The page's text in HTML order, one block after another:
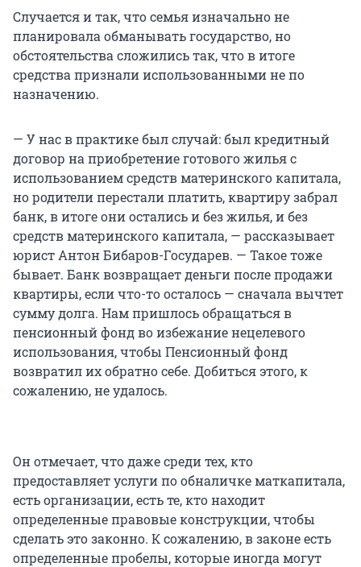
Случается и так, что семья изначально не
планировала обманывать государство, но
обстоятельства сложились так, что в итоге
средства признали использованными не по
назначению.
— У нас в практике был случай: был кредитный
договор на приобретение готового жилья с
использованием средств материнского капитала,
но родители перестали платить, квартиру забрал
банк, в итоге они остались и без жилья, и без
средств материнского капитала, — рассказывает
юрист Антон Бибаров-Государев. — Такое тоже
бывает. Банк возвращает деньги после продажи
квартиры, если что-то осталось — сначала вычтет
сумму долга. Нам пришлось обращаться в
пенсионный фонд во избежание нецелевого
использования, чтобы Пенсионный фонд
возвратил их обратно себе. Добиться этого, к
сожалению, не удалось.
Он отмечает, что даже среди тех, кто
предоставляет услуги по обналичке маткапитала,
есть организации, есть те, кто находит
определенные правовые конструкции, чтобы
сделать это законно. К сожалению, в законе есть
определенные пробелы, которые иногда могут